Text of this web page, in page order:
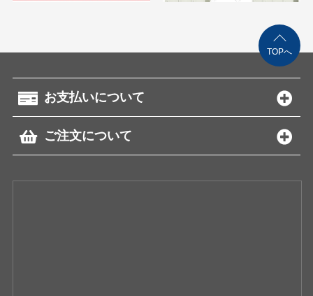
お支払いについて
ご注文について
TOPへ